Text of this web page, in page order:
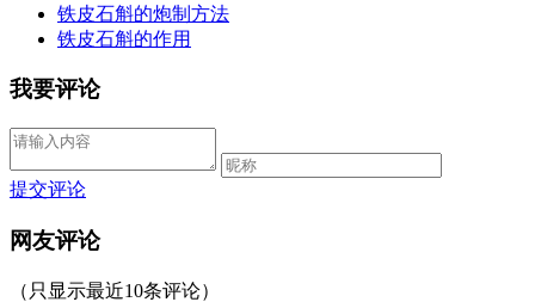
铁皮石斛的炮制方法
铁皮石斛的作用
我要评论
提交评论
网友评论
（只显示最近10条评论）